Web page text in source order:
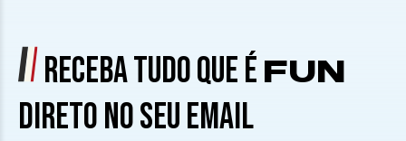
RECEBA TUDO QUE É FUN
DIRETO NO SEU EMAIL